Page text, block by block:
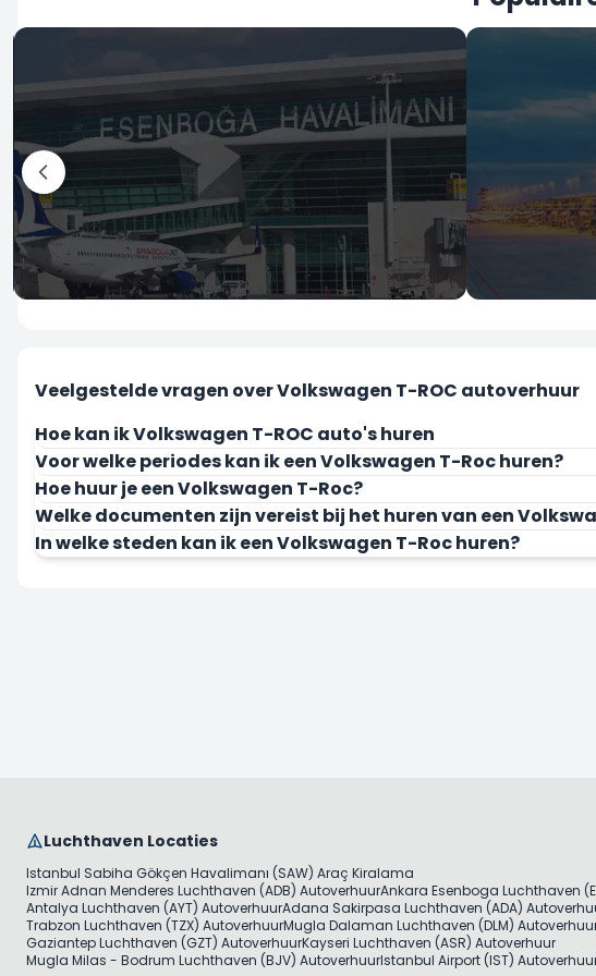
Nu Huren Nu Huren
Veelgestelde vragen over Volkswagen T-ROC autoverhuur
Hoe kan ik Volkswagen T-ROC auto's huren
Voor welke periodes kan ik een Volkswagen T-Roc huren?
Hoe huur je een Volkswagen T-Roc?
Welke documenten zijn vereist bij het huren van een
In welke steden kan ik een Volkswagen T-Roc huren?
Luchthaven Locaties
Istanbul Sabiha Gökçen Havalimanı (SAW) Araç Kiralama
Izmir Adnan Menderes Luchthaven (ADB) AutoverhuurAnkara Esenboga Luchthaven
Antalya Luchthaven (AYT) AutoverhuurAdana Sakirpasa Luchthaven (ADA)
Trabzon Luchthaven (TZX) AutoverhuurMugla Dalaman Luchthaven (DLM)
Gaziantep Luchthaven (GZT) AutoverhuurKayseri Luchthaven (ASR) Autoverhuur
Mugla Milas - Bodrum Luchthaven (BJV) AutoverhuurIstanbul Airport (IST)